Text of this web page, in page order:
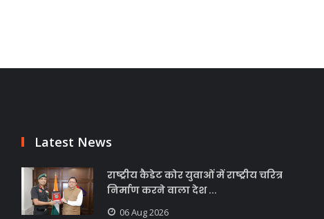
Latest News
राष्ट्रीय कैडेट कोर युवाओं में राष्ट्रीय चरित्र
निर्माण करने वाला देश ...
06 Aug 2026